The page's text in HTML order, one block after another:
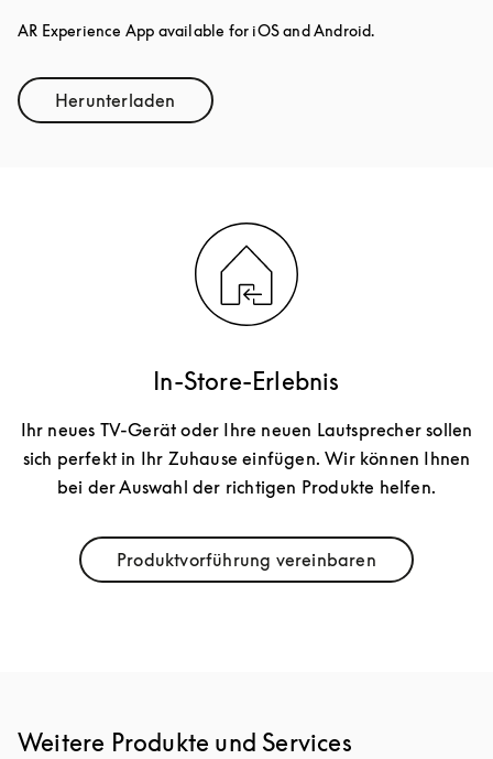
AR Experience App available for iOS and Android.
HerunterladenLink Opens in New Tab
In-Store-Erlebnis
Ihr neues TV-Gerät oder Ihre neuen Lautsprecher sollen
sich perfekt in Ihr Zuhause einfügen. Wir können Ihnen
bei der Auswahl der richtigen Produkte helfen.
Produktvorführung vereinbaren
Link Opens in New Tab
Weitere Produkte und Services